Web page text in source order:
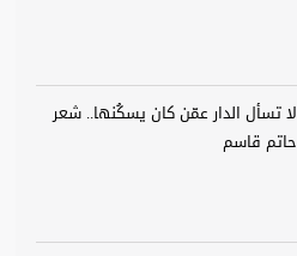
لا تسأل الدار عمّن كان يسكُنها.. شعر
حاتم قاسم